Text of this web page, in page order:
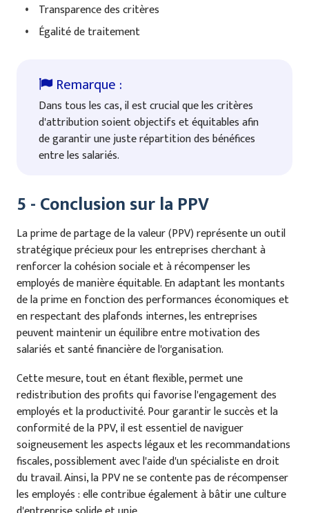
Transparence des critères
Égalité de traitement
Dans tous les cas, il est crucial que les critères
d'attribution soient objectifs et équitables afin
de garantir une juste répartition des bénéfices
entre les salariés.
5 - Conclusion sur la PPV
La prime de partage de la valeur (PPV) représente un outil
stratégique précieux pour les entreprises cherchant à
renforcer la cohésion sociale et à récompenser les
employés de manière équitable. En adaptant les montants
de la prime en fonction des performances économiques et
en respectant des plafonds internes, les entreprises
peuvent maintenir un équilibre entre motivation des
salariés et santé financière de l'organisation.
Cette mesure, tout en étant flexible, permet une
redistribution des profits qui favorise l'engagement des
employés et la productivité. Pour garantir le succès et la
conformité de la PPV, il est essentiel de naviguer
soigneusement les aspects légaux et les recommandations
fiscales, possiblement avec l'aide d'un spécialiste en droit
du travail. Ainsi, la PPV ne se contente pas de récompenser
les employés : elle contribue également à bâtir une culture